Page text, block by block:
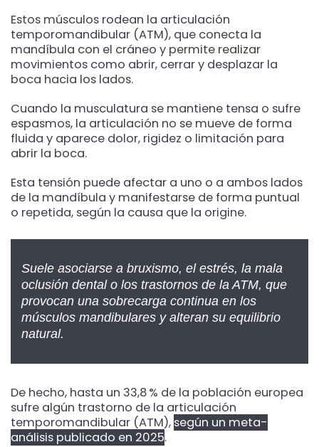
Estos músculos rodean la articulación
temporomandibular (ATM), que conecta la
mandíbula con el cráneo y permite realizar
movimientos como abrir, cerrar y desplazar la
boca hacia los lados.
Cuando la musculatura se mantiene tensa o sufre
espasmos, la articulación no se mueve de forma
fluida y aparece dolor, rigidez o limitación para
abrir la boca.
Esta tensión puede afectar a uno o a ambos lados
de la mandíbula y manifestarse de forma puntual
o repetida, según la causa que la origine.
Suele asociarse a bruxismo, el estrés, la mala
oclusión dental o los trastornos de la ATM, que
provocan una sobrecarga continua en los
músculos mandibulares y alteran su equilibrio
natural.
De hecho, hasta un 33,8 % de la población europea
sufre algún trastorno de la articulación
temporomandibular (ATM), según un meta-
análisis publicado en 2025.